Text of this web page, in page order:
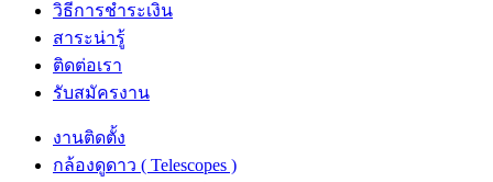
วิธีการชำระเงิน
สาระน่ารู้
ติดต่อเรา
รับสมัครงาน
งานติดตั้ง
กล้องดูดาว ( Telescopes )